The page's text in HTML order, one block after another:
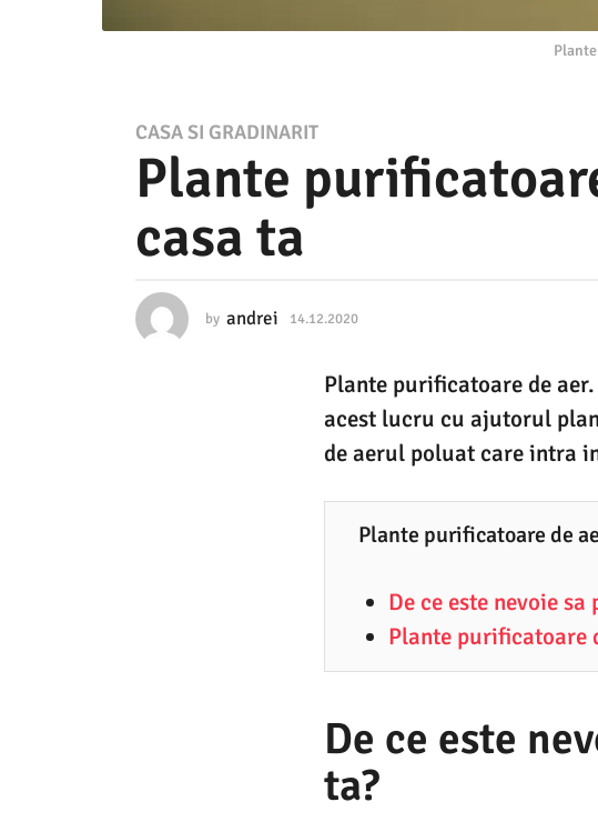
1
4
.
1
.
2
CASA SI GRADINARIT
Plante
casa ta
by andrei 14.12.2020
1
.
2
0
0
Plante purificatoare de
acest lucru cu ajutorul
de aerul poluat care intra
Plante purificatoare de
De ce este nevoie
Plante purificatoare
De ce este
ta?